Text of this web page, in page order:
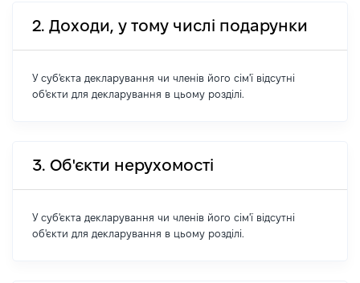
2. Доходи, у тому числі подарунки
У суб'єкта декларування чи членів його сім'ї відсутні
об'єкти для декларування в цьому розділі.
3. Об'єкти нерухомості
У суб'єкта декларування чи членів його сім'ї відсутні
об'єкти для декларування в цьому розділі.